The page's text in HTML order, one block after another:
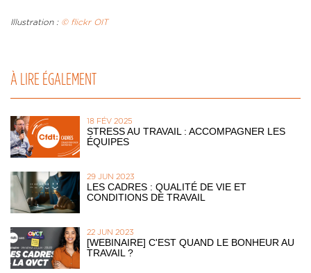
Illustration : © flickr OIT
À LIRE ÉGALEMENT
18 FÉV 2025
STRESS AU TRAVAIL : ACCOMPAGNER LES
ÉQUIPES
29 JUN 2023
LES CADRES : QUALITÉ DE VIE ET
CONDITIONS DE TRAVAIL
22 JUN 2023
[WEBINAIRE] C'EST QUAND LE BONHEUR AU
TRAVAIL ?